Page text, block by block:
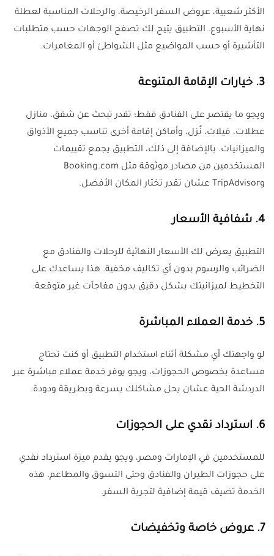
الأكثر شعبية، عروض السفر الرخيصة، والرحلات المناسبة لعطلة
نهاية الأسبوع. التطبيق يتيح لك تصفح الوجهات حسب متطلبات
التأشيرة أو حسب المواضيع مثل الشواطئ أو المغامرات.
3. خيارات الإقامة المتنوعة
ويجو ما يقتصر على الفنادق فقط؛ تقدر تبحث عن شقق، منازل
عطلات، فيلات، نُزل، وأماكن إقامة أخرى تناسب جميع الأذواق
والميزانيات. بالإضافة إلى ذلك، التطبيق يجمع تقييمات
المستخدمين من مصادر موثوقة مثل Booking.com
وTripAdvisor عشان تقدر تختار المكان الأفضل
.
4. شفافية الأسعار
التطبيق يعرض لك الأسعار النهائية للرحلات والفنادق مع
الضرائب والرسوم بدون أي تكاليف مخفية. هذا يساعدك على
التخطيط لميزانيتك بشكل دقيق بدون مفاجآت غير متوقعة.
5. خدمة العملاء المباشرة
لو واجهتك أي مشكلة أثناء استخدام التطبيق أو كنت تحتاج
مساعدة بخصوص الحجوزات، ويجو يوفر خدمة عملاء مباشرة عبر
الدردشة الحية عشان يحل مشاكلك بسرعة وبطريقة ودودة.
6. استرداد نقدي على الحجوزات
للمستخدمين في الإمارات ومصر، ويجو يقدم ميزة استرداد نقدي
على حجوزات الطيران والفنادق وحتى التسوق والمطاعم. هذه
الخدمة تضيف قيمة إضافية لتجربة السفر.
7. عروض خاصة وتخفيضات